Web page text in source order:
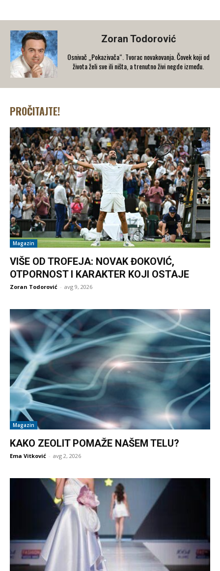
Zoran Todorović
Osnivač „Pokazivača“. Tvorac novakovanja. Čovek koji od
života želi sve ili ništa, a trenutno živi negde između.
PROČITAJTE!
Magazin
VIŠE OD TROFEJA: NOVAK ĐOKOVIĆ,
OTPORNOST I KARAKTER KOJI OSTAJE
Zoran Todorović - avg 9, 2026
Magazin
KAKO ZEOLIT POMAŽE NAŠEM TELU?
Ema Vitković - avg 2, 2026